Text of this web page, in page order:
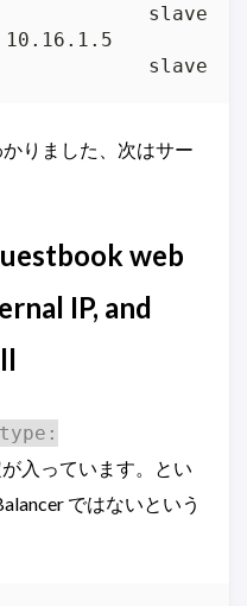
slave
10.16.1.5
slave
りました、次はサー
web
IP, and
type:
入っています。とい
ではないという